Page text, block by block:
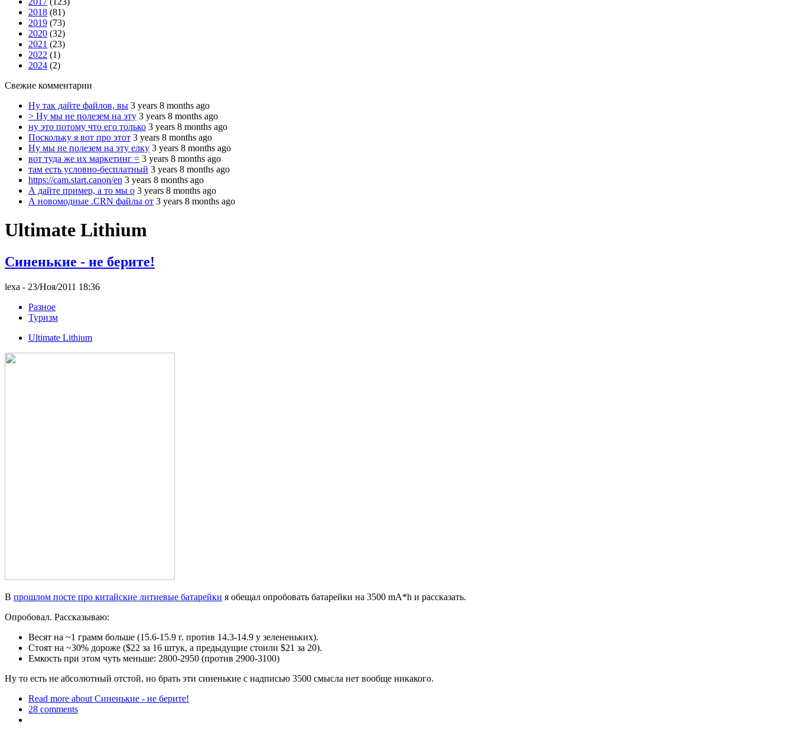
2018 (81)
2019 (73)
2020 (32)
2021 (23)
2022 (1)
2024 (2)
Свежие комментарии
Ну так дайте файлов, вы 3 years 8 months ago
> Ну мы не полезем на эту 3 years 8 months ago
ну это потому что его только 3 years 8 months ago
Поскольку я вот про этот 3 years 8 months ago
Ну мы не полезем на эту елку 3 years 8 months ago
вот туда же их маркетинг = 3 years 8 months ago
там есть условно-бесплатный 3 years 8 months ago
https://cam.start.canon/en 3 years 8 months ago
А дайте пример, а то мы о 3 years 8 months ago
А новомодные .CRN файлы от 3 years 8 months ago
Ultimate Lithium
Синенькие - не берите!
lexa - 23/Ноя/2011 18:36
Разное
Туризм
Ultimate Lithium
В прошлом посте про китайские литиевые батарейки я обещал опробовать батарейки на 3500 mA*h и рассказать.
Опробовал. Рассказываю:
Весят на ~1 грамм больше (15.6-15.9 г. против 14.3-14.9 у зелененьких).
Стоят на ~30% дороже ($22 за 16 штук, а предыдущие стоили $21 за 20).
Емкость при этом чуть меньше: 2800-2950 (против 2900-3100)
Ну то есть не абсолютный отстой, но брать эти синенькие с надписью 3500 смысла нет вообще никакого.
Read more about Синенькие - не берите!
28 comments